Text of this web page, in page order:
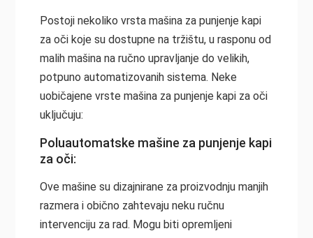
Postoji nekoliko vrsta mašina za punjenje kapi
za oči koje su dostupne na tržištu, u rasponu od
malih mašina na ručno upravljanje do velikih,
potpuno automatizovanih sistema. Neke
uobičajene vrste mašina za punjenje kapi za oči
uključuju:
Poluautomatske mašine za punjenje kapi
za oči:
Ove mašine su dizajnirane za proizvodnju manjih
razmera i obično zahtevaju neku ručnu
intervenciju za rad. Mogu biti opremljeni